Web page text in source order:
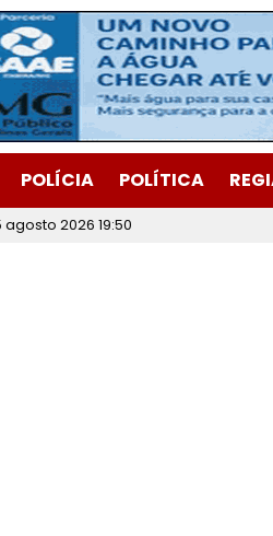
POLÍCIA POLÍTICA
2026 19:50